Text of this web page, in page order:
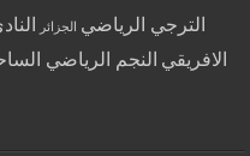
الترجي الرياضي الجزائر
الافريقي النجم الرياضي